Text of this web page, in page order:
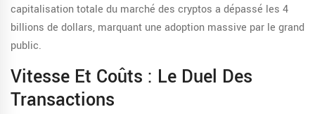
capitalisation totale du marché des cryptos a dépassé les 4
billions de dollars, marquant une adoption massive par le grand
public.
Vitesse Et Coûts : Le Duel Des
Transactions